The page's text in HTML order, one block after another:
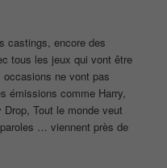
castings, encore des
tous les jeux qui vont être
ne vont pas
émissions comme Harry,
Tout le monde veut
… viennent près de